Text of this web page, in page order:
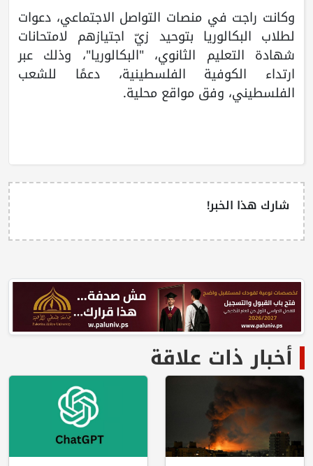
وكانت راجت في منصات التواصل الاجتماعي، دعوات
لطلاب البكالوريا بتوحيد زيّ اجتيازهم لامتحانات
شهادة التعليم الثانوي، "البكالوريا"، وذلك عبر
ارتداء الكوفية الفلسطينية، دعمًا للشعب
الفلسطيني، وفق مواقع محلية.
شارك هذا الخبر!
أخبار ذات علاقة